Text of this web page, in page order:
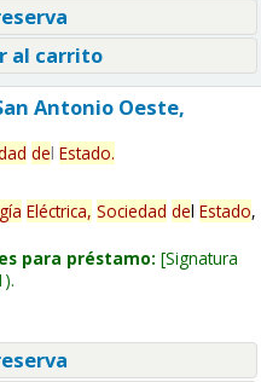
al carrito
Antonio Oeste,
del Estado.
Eléctrica, Sociedad del Estado,
para préstamo: Signatura